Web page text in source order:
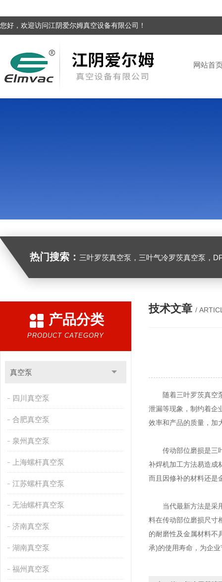
您好，欢迎访问江阴爱尔姆真空设备有限公司！
网站首
热门搜索： 三叶罗茨真空泵，三叶气冷罗茨真空泵，
产品分类
PRODUCT CATEGORY
真空泵
四川真空泵
合肥真空泵
泉州真空泵
上海螺杆真空泵
江苏螺杆真空泵
无油螺杆真空泵
济南真空泵
湖南真空泵
福州真空泵
技术文章 /
随着三叶罗茨真空
泄漏等现象，制约着企
效率和产品的质量，加
传动部位磨损是三叶
补焊机加工方法易造成
而且因修补的材料还是
当代最新方法是采用
料在传动部位磨损尺寸
的耐磨性及金属材料不
承)的使用寿命，为企